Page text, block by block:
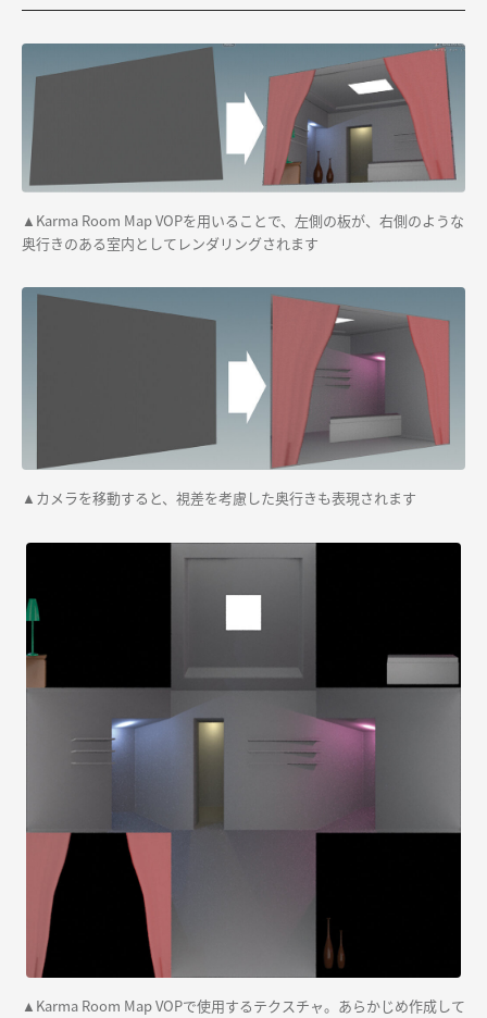
▲ Karma Room Map VOPを用いることで、左側の板が、右側のような
奥行きのある室内としてレンダリングされます
▲ カメラを移動すると、視差を考慮した奥行きも表現されます
▲ Karma Room Map VOPで使用するテクスチャ。あらかじめ作成して